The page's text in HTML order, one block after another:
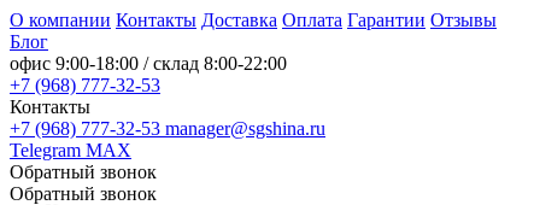
О компании Контакты Доставка Оплата Гарантии Отзывы
Блог
офис 9:00-18:00 / склад 8:00-22:00
+7 (968) 777-32-53
Контакты
+7 (968) 777-32-53 manager@sgshina.ru
Telegram MAX
Обратный звонок
Обратный звонок